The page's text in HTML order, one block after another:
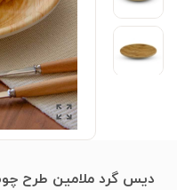
دیس گرد ملامین طرح چوب کد